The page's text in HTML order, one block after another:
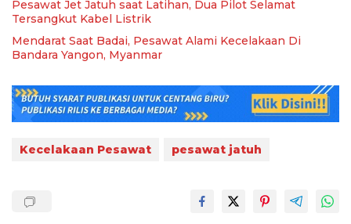
Pesawat Jet Jatuh saat Latihan, Dua Pilot Selamat
Tersangkut Kabel Listrik
Mendarat Saat Badai, Pesawat Alami Kecelakaan Di
Bandara Yangon, Myanmar
Kecelakaan Pesawat pesawat jatuh